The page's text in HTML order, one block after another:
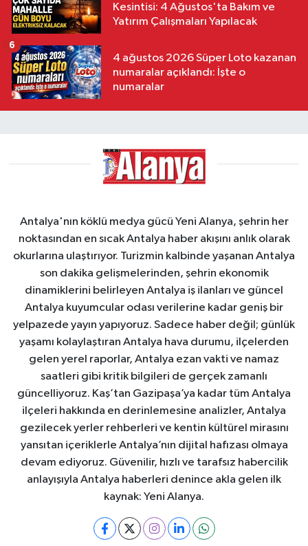
Kesintisi: 4 Ağustos'ta Bakım ve
Yatırım Çalışmaları Yapılacak
4 ağustos 2026 Süper Loto kazanan
numaralar açıklandı: İşte o
numaralar
6
Antalya'nın köklü medya gücü Yeni Alanya, şehrin her
noktasından en sıcak Antalya haber akışını anlık olarak
okurlarına ulaştırıyor. Turizmin kalbinde yaşanan Antalya
son dakika gelişmelerinden, şehrin ekonomik
dinamiklerini belirleyen Antalya iş ilanları ve güncel
Antalya kuyumcular odası verilerine kadar geniş bir
yelpazede yayın yapıyoruz. Sadece haber değil; günlük
yaşamı kolaylaştıran Antalya hava durumu, ilçelerden
gelen yerel raporlar, Antalya ezan vakti ve namaz
saatleri gibi kritik bilgileri de gerçek zamanlı
güncelliyoruz. Kaş’tan Gazipaşa’ya kadar tüm Antalya
ilçeleri hakkında en derinlemesine analizler, Antalya
gezilecek yerler rehberleri ve kentin kültürel mirasını
yansıtan içeriklerle Antalya’nın dijital hafızası olmaya
devam ediyoruz. Güvenilir, hızlı ve tarafsız habercilik
anlayışıyla Antalya haberleri denince akla gelen ilk
kaynak: Yeni Alanya.